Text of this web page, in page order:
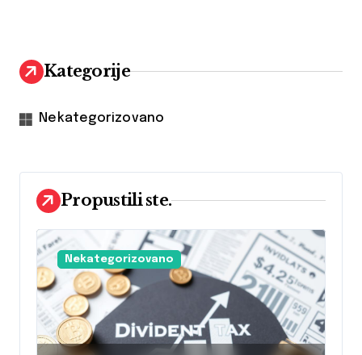
Kategorije
Nekategorizovano
Propustili ste.
Nekategorizovano